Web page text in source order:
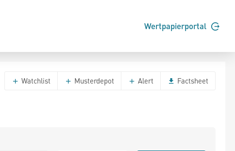
Wertpapierportal
Watchlist Musterdepot Alert Factsheet